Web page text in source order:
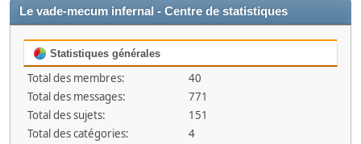
Le vade-mecum infernal - Centre de statistiques
Statistiques générales
Total des membres:
40
Total des messages:
771
Total des sujets:
151
Total des catégories:
4